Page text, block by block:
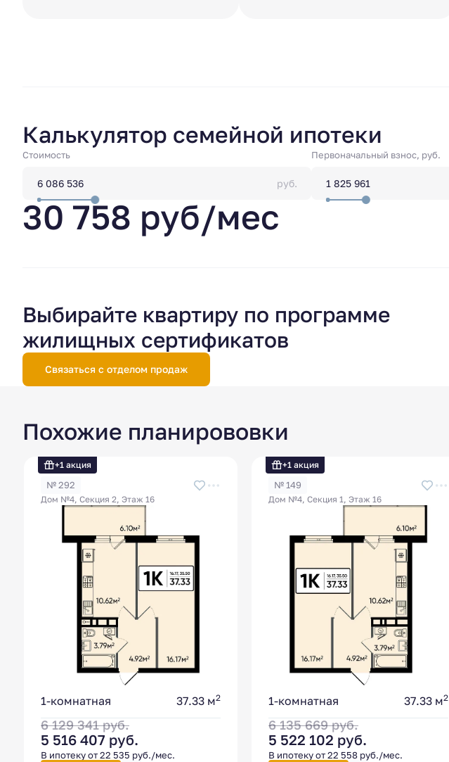
Калькулятор семейной ипотеки
Стоимость
руб.
Первоначальный взнос, руб.
30 758 руб/мес
Выбирайте квартиру по программе
жилищных сертификатов
Связаться с отделом продаж
Похожие планирововки
+1 акция
№ 292
Дом №4, Секция 2, Этаж 16
1-комнатная 37.33 м2
6 129 341руб.
5 516 407 руб.
В ипотеку от 22 535 руб./мес.
+1 акция
№ 149
Дом №4, Секция 1, Этаж 16
1-комнатная 37.33 м2
6 135 669руб.
5 522 102 руб.
В ипотеку от 22 558 руб./мес.